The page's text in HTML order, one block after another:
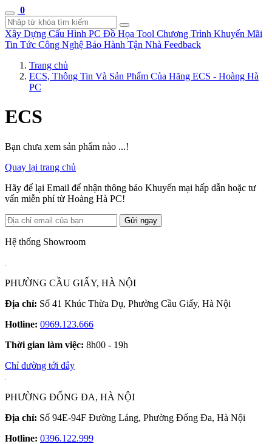
0
Xây Dựng Cấu Hình PC Đồ Họa Tool Chương Trình Khuyến Mãi
Tin Tức Công Nghệ Bảo Hành Tận Nhà Feedback
Trang chủ
ECS, Thông Tin Và Sản Phẩm Của Hãng ECS - Hoàng Hà
PC
ECS
Bạn chưa xem sản phẩm nào ...!
Quay lại trang chủ
Hãy để lại Email để nhận thông báo Khuyến mại hấp dẫn hoặc tư
vấn miễn phí từ Hoàng Hà PC!
Gửi ngay
Hệ thống Showroom
PHƯỜNG CẦU GIẤY, HÀ NỘI
Địa chỉ: Số 41 Khúc Thừa Dụ, Phường Cầu Giấy, Hà Nội
Hotline: 0969.123.666
Thời gian làm việc: 8h00 - 19h
Chỉ đường tới đây
PHƯỜNG ĐỐNG ĐA, HÀ NỘI
Địa chỉ: Số 94E-94F Đường Láng, Phường Đống Đa, Hà Nội
Hotline: 0396.122.999